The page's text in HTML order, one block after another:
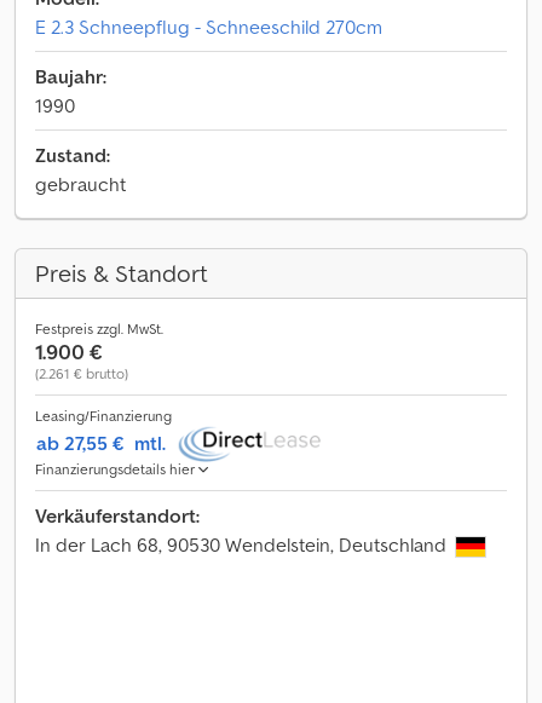
E 2.3 Schneepflug - Schneeschild 270cm
Baujahr:
1990
Zustand:
gebraucht
Preis & Standort
Festpreis zzgl. MwSt.
1.900 €
(2.261 € brutto)
Leasing/Finanzierung
ab 27,55 € mtl.
Finanzierungsdetails hier
Verkäuferstandort:
In der Lach 68, 90530 Wendelstein, Deutschland